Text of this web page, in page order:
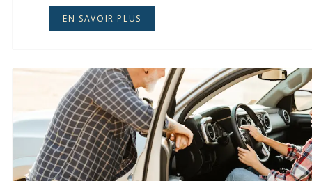
EN SAVOIR PLUS